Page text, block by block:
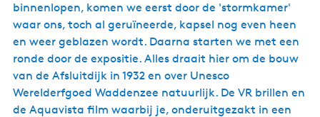
binnenlopen, komen we eerst door de 'stormkamer'
waar ons, toch al geruïneerde, kapsel nog even heen
en weer geblazen wordt. Daarna starten we met een
ronde door de expositie. Alles draait hier om de bouw
van de Afsluitdijk in 1932 en over Unesco
Werelderfgoed Waddenzee natuurlijk. De VR brillen en
de Aquavista film waarbij je, onderuitgezakt in een